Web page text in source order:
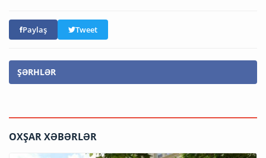
Paylaş Tweet
ŞƏRHLƏR
OXŞAR XƏBƏRLƏR